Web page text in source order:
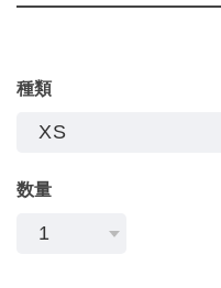
種類
数量